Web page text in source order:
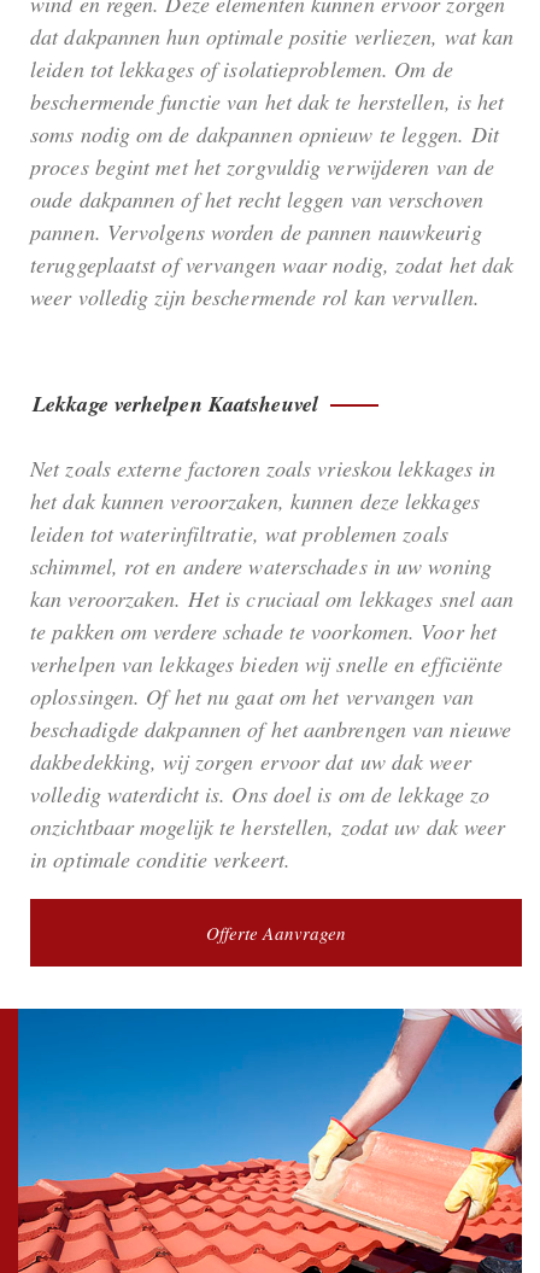
dat dakpannen hun optimale positie verliezen, wat kan
leiden tot lekkages of isolatieproblemen. Om de
beschermende functie van het dak te herstellen, is het
soms nodig om de dakpannen opnieuw te leggen. Dit
proces begint met het zorgvuldig verwijderen van de
oude dakpannen of het recht leggen van verschoven
pannen. Vervolgens worden de pannen nauwkeurig
teruggeplaatst of vervangen waar nodig, zodat het dak
weer volledig zijn beschermende rol kan vervullen.
Lekkage verhelpen Kaatsheuvel
Net zoals externe factoren zoals vrieskou lekkages in
het dak kunnen veroorzaken, kunnen deze lekkages
leiden tot waterinfiltratie, wat problemen zoals
schimmel, rot en andere waterschades in uw woning
kan veroorzaken. Het is cruciaal om lekkages snel aan
te pakken om verdere schade te voorkomen. Voor het
verhelpen van lekkages bieden wij snelle en efficiënte
oplossingen. Of het nu gaat om het vervangen van
beschadigde dakpannen of het aanbrengen van nieuwe
dakbedekking, wij zorgen ervoor dat uw dak weer
volledig waterdicht is. Ons doel is om de lekkage zo
onzichtbaar mogelijk te herstellen, zodat uw dak weer
in optimale conditie verkeert.
Offerte Aanvragen